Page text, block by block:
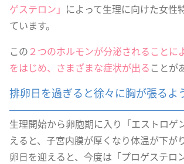
ゲステロン」 によって生理に向けた女性
ています。
この ２つのホルモンが分泌されることに
をはじめ、さまざまな症状が出ることが
排卵日を過ぎると徐々に胸が張るよ
生理開始から卵胞期に入り「エストロゲ
えると、子宮内膜が厚くなり体温が下が
卵日を迎えると、今度は「プロゲステロ